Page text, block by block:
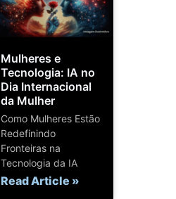
Mulheres e
Tecnologia: IA no
Dia Internacional
da Mulher
Como Mulheres Estão
Redefinindo
Fronteiras na
Tecnologia da IA
Read Article »